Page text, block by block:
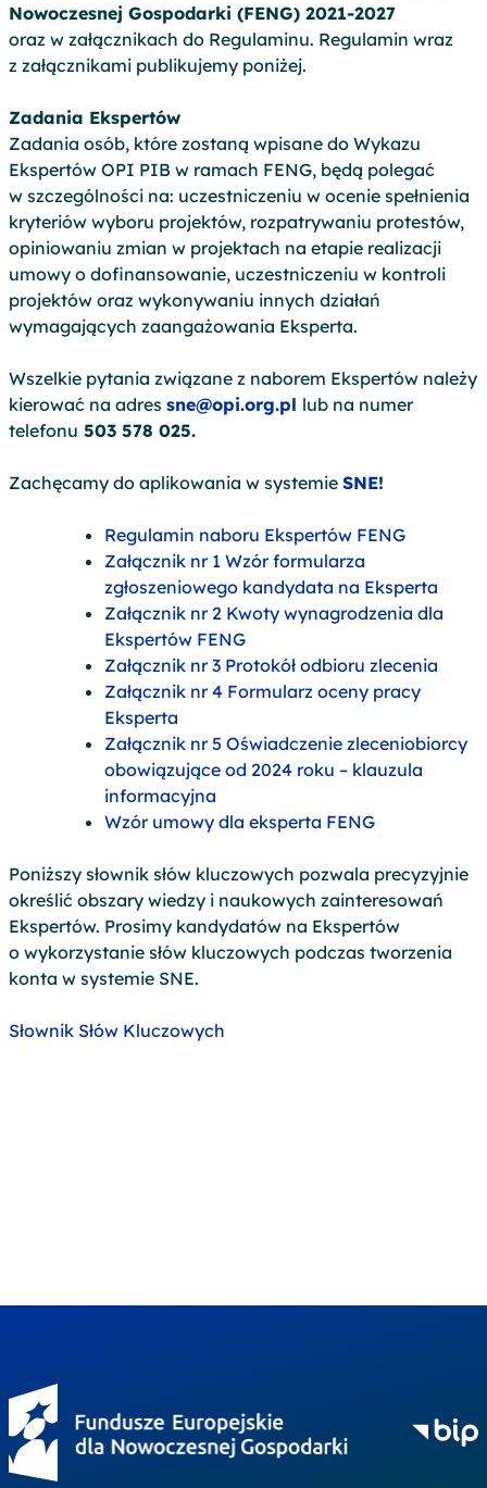
Nowoczesnej Gospodarki (FENG) 2021-2027
oraz w załącznikach do Regulaminu. Regulamin wraz
z załącznikami publikujemy poniżej.
Zadania Ekspertów
Zadania osób, które zostaną wpisane do Wykazu
Ekspertów OPI PIB w ramach FENG, będą polegać
w szczególności na: uczestniczeniu w ocenie spełnienia
kryteriów wyboru projektów, rozpatrywaniu protestów,
opiniowaniu zmian w projektach na etapie realizacji
umowy o dofinansowanie, uczestniczeniu w kontroli
projektów oraz wykonywaniu innych działań
wymagających zaangażowania Eksperta.
Wszelkie pytania związane z naborem Ekspertów należy
kierować na adres sne@opi.org.pl lub na numer
telefonu 503 578 025.
Zachęcamy do aplikowania w systemie SNE!
Regulamin naboru Ekspertów FENG
Załącznik nr 1 Wzór formularza
zgłoszeniowego kandydata na Eksperta
Załącznik nr 2 Kwoty wynagrodzenia dla
Ekspertów FENG
Załącznik nr 3 Protokół odbioru zlecenia
Załącznik nr 4 Formularz oceny pracy
Eksperta
Załącznik nr 5 Oświadczenie zleceniobiorcy
obowiązujące od 2024 roku – klauzula
informacyjna
Wzór umowy dla eksperta FENG
Poniższy słownik słów kluczowych pozwala precyzyjnie
określić obszary wiedzy i naukowych zainteresowań
Ekspertów. Prosimy kandydatów na Ekspertów
o wykorzystanie słów kluczowych podczas tworzenia
konta w systemie SNE.
Słownik Słów Kluczowych